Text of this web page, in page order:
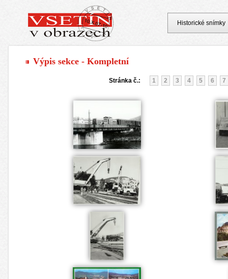
Výpis sekce - Kompletní
Stránka č.: 1 2 3 4 5 6 7
Historické snímky